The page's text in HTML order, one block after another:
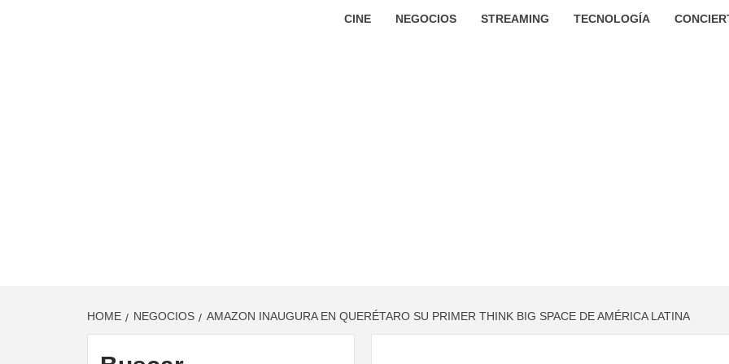
CINE NEGOCIOS STREAMING TECNOLOGÍA
HOME NEGOCIOS AMAZON INAUGURA EN QUERÉTARO SU PRIMER THINK BIG SPACE DE AMÉRICA LATINA